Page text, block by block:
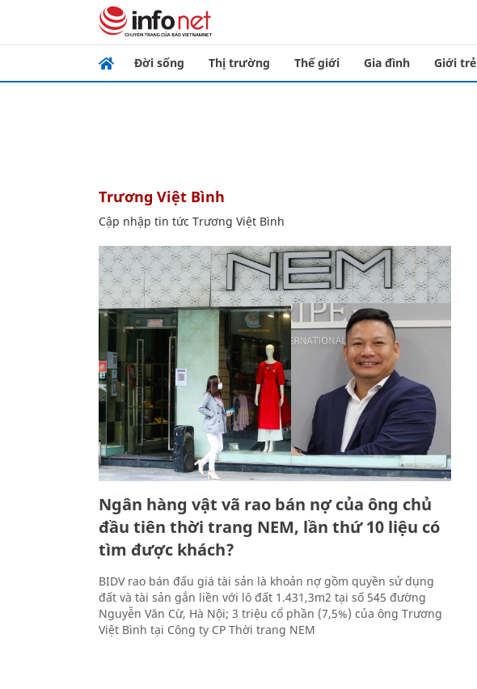
Đời sống Thị trường Thế giới Gia đình Giới trẻ
Trương Việt Bình
Cập nhập tin tức Trương Việt Bình
Ngân hàng vật vã rao bán nợ của ông chủ
đầu tiên thời trang NEM, lần thứ 10 liệu có
tìm được khách?
BIDV rao bán đấu giá tài sản là khoản nợ gồm quyền sử dụng
đất và tài sản gắn liền với lô đất 1.431,3m2 tại số 545 đường
Nguyễn Văn Cừ, Hà Nội; 3 triệu cổ phần (7,5%) của ông Trương
Việt Bình tại Công ty CP Thời trang NEM